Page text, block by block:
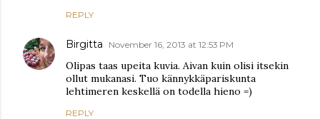
REPLY
Birgitta November 16, 2013 at 12:53 PM
Olipas taas upeita kuvia. Aivan kuin olisi itsekin
ollut mukanasi. Tuo kännykkäpariskunta
lehtimeren keskellä on todella hieno =)
REPLY